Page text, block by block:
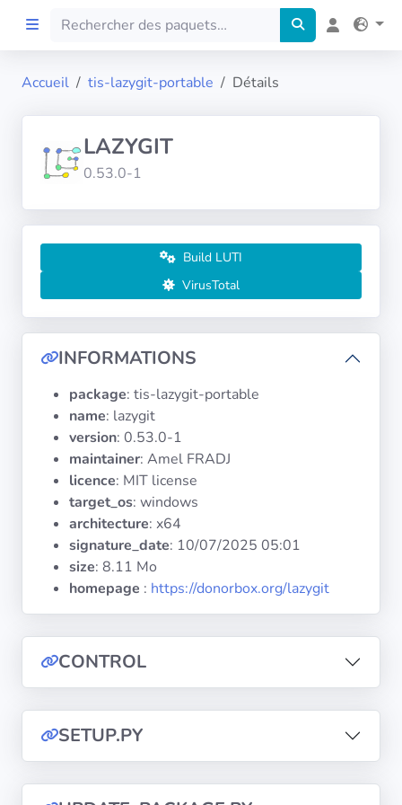
Preprod
À propos
FILTRES
Langues
Architectures
d'exploitation
Catégories
Documentation
Tranquil IT
Accueil tis-lazygit-portable Détails
LAZYGIT
0.53.0-1
Build LUTI
VirusTotal
INFORMATIONS
package: tis-lazygit-portable
name: lazygit
version: 0.53.0-1
maintainer: Amel FRADJ
licence: MIT license
target_os: windows
architecture: x64
signature_date: 10/07/2025 05:01
size: 8.11 Mo
homepage : https://donorbox.org/lazygit
CONTROL
SETUP.PY